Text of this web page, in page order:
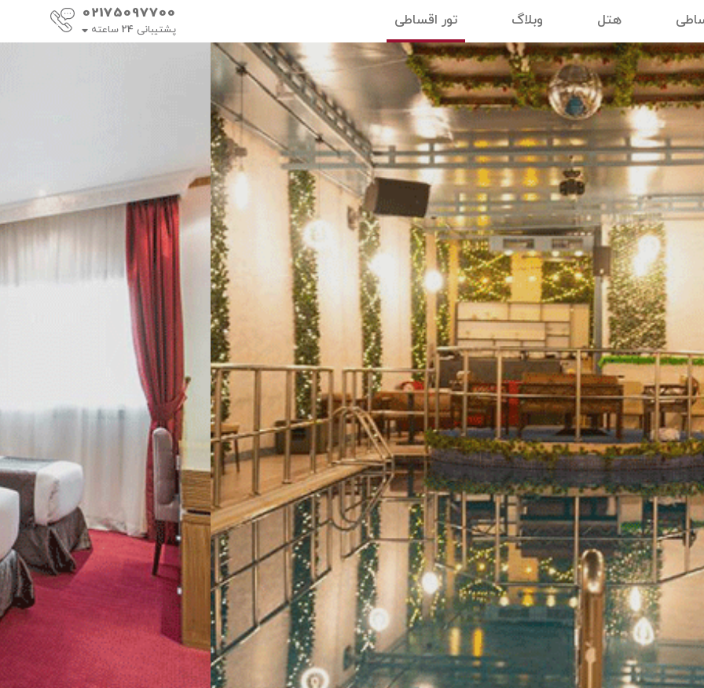
هتل وبلاگ تور اقساطی 02175097700
پشتیبانی 24 ساعته